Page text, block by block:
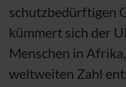
schutzbedürftigen
kümmert sich der
Menschen in
weltweiten Zahl